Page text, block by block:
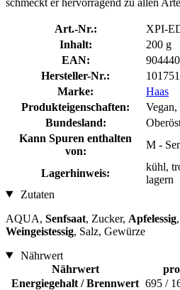
Art.-Nr.:
XPI-
Inhalt:
200 g
EAN:
Hersteller-Nr.:
Marke:
Haas
Produkteigenschaften:
Vegan,
Bundesland:
Kann Spuren enthalten
von:
M -
Lagerhinweis:
kühl,
lagern
Zutaten
AQUA, Senfsaat, Zucker, Apfelessig
Weingeistessig, Salz, Gewürze
Nährwert
Nährwert
Energiegehalt / Brennwert 695 /